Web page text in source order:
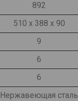
892
510 x 388 х 90
9
6
6
Нержавеющая сталь